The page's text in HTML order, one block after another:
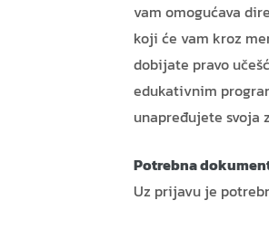
vam omogućava
koji će vam kroz
dobijate pravo
edukativnim
unapređujete svoja
Potrebna
Uz prijavu je